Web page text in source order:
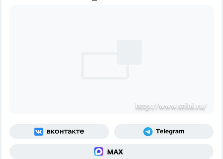
http://www.stihi.ru/